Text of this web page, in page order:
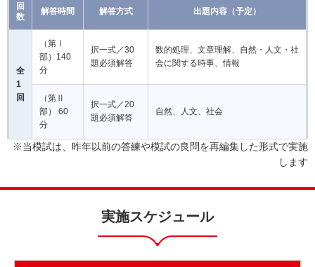
回
数
解答時間 解答方式 出題内容（予定）
全
1
回
（第Ⅰ
部）140
分
択一式／30
題必須解答
数的処理、文章理解、自然・人文・社
会に関する時事、情報
（第Ⅱ
部） 60
分
択一式／20
題必須解答
自然、人文、社会
※当模試は、昨年以前の答練や模試の良問を再編集した形式で実施
します
実施スケジュール